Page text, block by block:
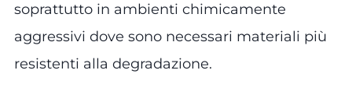
soprattutto in ambienti chimicamente
aggressivi dove sono necessari materiali più
resistenti alla degradazione.